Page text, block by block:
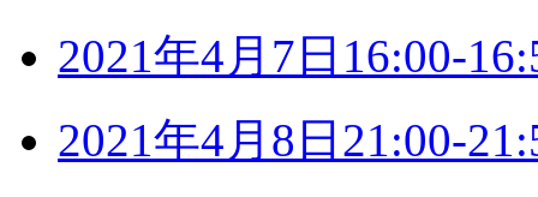
2021年4月7日16:00-
2021年4月8日21:00-